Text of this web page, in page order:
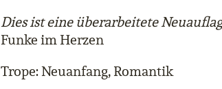
Dies ist eine überarbeitete
Funke im Herzen
Trope: Neuanfang, Romantik